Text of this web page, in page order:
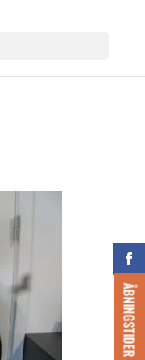
ÅBNINGSTIDER